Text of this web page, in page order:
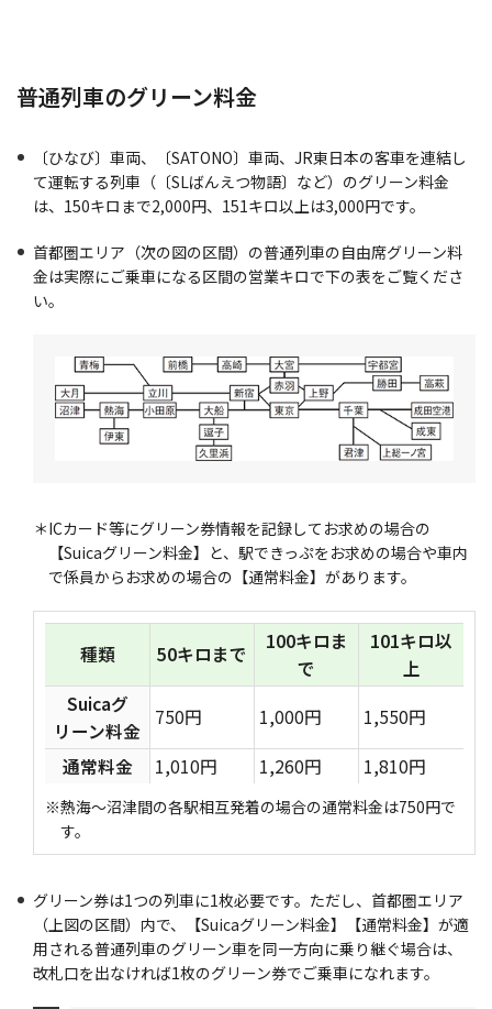
普通列車のグリーン料金
〔ひなび〕車両、〔SATONO〕車両、JR東日本の客車を連結し
て運転する列車（〔SLばんえつ物語〕など）のグリーン料金
は、150キロまで2,000円、151キロ以上は3,000円です。
首都圏エリア（次の図の区間）の普通列車の自由席グリーン料
金は実際にご乗車になる区間の営業キロで下の表をご覧くださ
い。
＊ICカード等にグリーン券情報を記録してお求めの場合の
【Suicaグリーン料金】と、駅できっぷをお求めの場合や車内
で係員からお求めの場合の【通常料金】があります。
種類 50キロまで
100キロま
で
101キロ以
上
Suicaグ
リーン料金
750円 1,000円
1,550円
通常料金
1,010円 1,260円 1,810円
※熱海～沼津間の各駅相互発着の場合の通常料金は750円で
す。
グリーン券は1つの列車に1枚必要です。ただし、首都圏エリア
（上図の区間）内で、【Suicaグリーン料金】【通常料金】が適
用される普通列車のグリーン車を同一方向に乗り継ぐ場合は、
改札口を出なければ1枚のグリーン券でご乗車になれます。